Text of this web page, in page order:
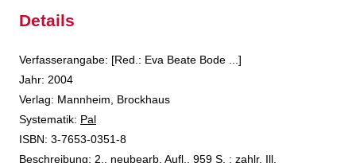
Details
Suche nach diesem Verfasser
Verfasserangabe: [Red.: Eva Beate Bode ...]
Jahr: 2004
Verlag: Mannheim, Brockhaus
opens in new tab
Diesen Link in neuem Tab öffnen
Systematik: Suche nach dieser Systematik
Pal
Suche nach diesem Interessenskreis
ISBN: 3-7653-0351-8
Beschreibung: 2., neubearb. Aufl., 959 S. : zahlr. Ill.